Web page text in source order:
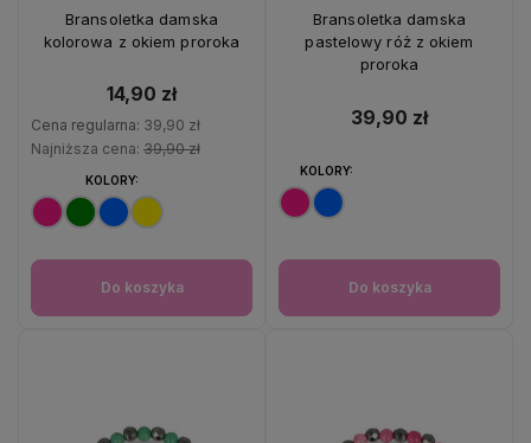
Bransoletka damska
kolorowa z okiem proroka
14,90 zł
Cena regularna: 39,90 zł
Najniższa cena: 39,90 zł
KOLORY:
Do koszyka
Bransoletka damska
pastelowy róż z okiem
proroka
39,90 zł
KOLORY:
Do koszyka